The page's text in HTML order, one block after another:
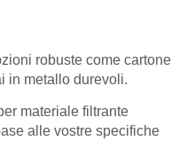
robuste come cartone
in metallo durevoli.
materiale filtrante
alle vostre specifiche